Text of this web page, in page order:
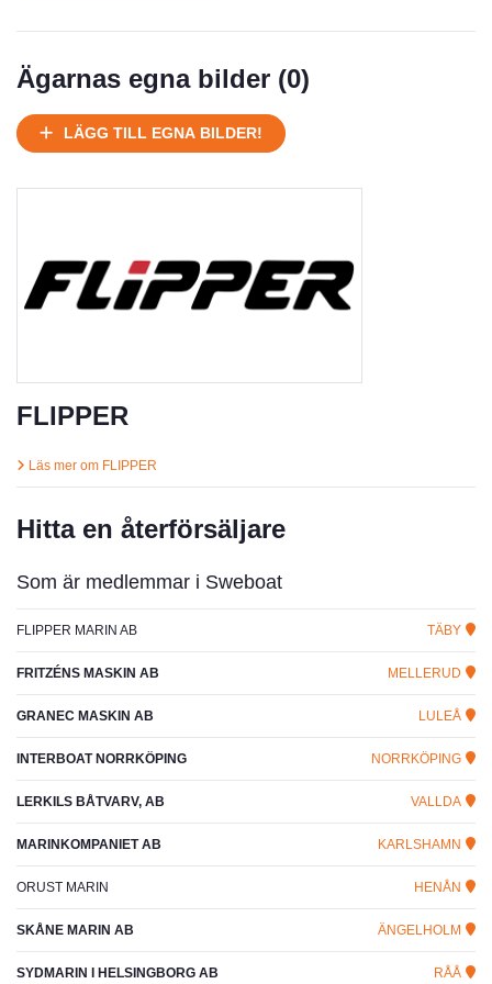
Under normalt skick, kan kräva reparation
Ägarnas egna bilder (0)
LÄGG TILL EGNA BILDER!
FLIPPER
Läs mer om FLIPPER
Hitta en återförsäljare
Som är medlemmar i Sweboat
FLIPPER MARIN AB TÄBY
FRITZÉNS MASKIN AB MELLERUD
GRANEC MASKIN AB LULEÅ
INTERBOAT NORRKÖPING NORRKÖPING
LERKILS BÅTVARV, AB VALLDA
MARINKOMPANIET AB KARLSHAMN
ORUST MARIN HENÅN
SKÅNE MARIN AB ÄNGELHOLM
SYDMARIN I HELSINGBORG AB RÅÅ